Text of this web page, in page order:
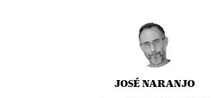
JOSÉ NARANJO